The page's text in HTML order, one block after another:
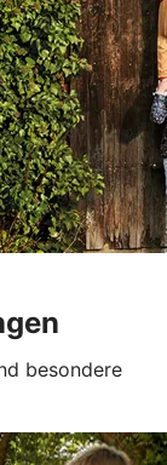
besondere